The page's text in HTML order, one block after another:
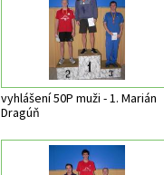
vyhlášení 50P muži - 1. Marián
Dragúň